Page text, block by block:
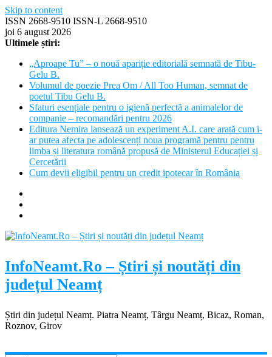
Skip to content
ISSN 2668-9510 ISSN-L 2668-9510
joi 6 august 2026
Ultimele știri:
„Aproape Tu” – o nouă apariție editorială semnată de Tibu-
Gelu B.
Volumul de poezie Prea Om / All Too Human, semnat de
poetul Tibu Gelu B.
Sfaturi esențiale pentru o igienă perfectă a animalelor de
companie – recomandări pentru 2026
Editura Nemira lansează un experiment A.I. care arată cum i-
ar putea afecta pe adolescenți noua programă pentru pentru
limba și literatura română propusă de Ministerul Educației și
Cercetării
Cum devii eligibil pentru un credit ipotecar în România
InfoNeamt.Ro – Știri și noutăți din
județul Neamț
Știri din județul Neamț. Piatra Neamț, Târgu Neamț, Bicaz, Roman,
Roznov, Girov